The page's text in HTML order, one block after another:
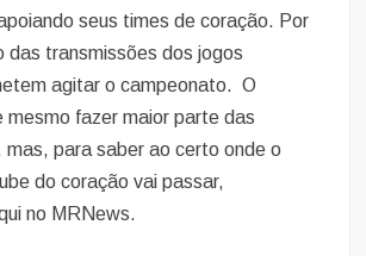
seus times de coração. Por
das transmissões dos jogos
agitar o campeonato. O
mesmo fazer maior parte das
mas, para saber ao certo onde o
do coração vai passar,
no MRNews.